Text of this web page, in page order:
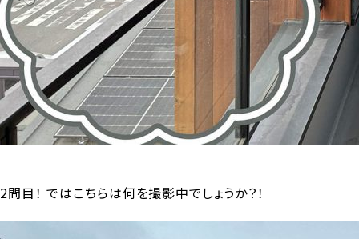
2問目！ ではこちらは何を撮影中でしょうか？！